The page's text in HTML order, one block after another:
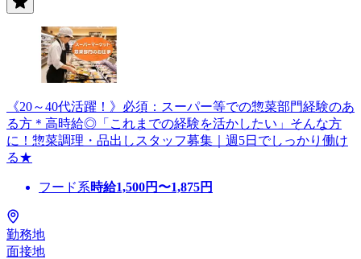
《20～40代活躍！》必須：スーパー等での惣菜部門経験のあ
る方＊高時給◎「これまでの経験を活かしたい」そんな方
に！惣菜調理・品出しスタッフ募集｜週5日でしっかり働け
る★
フード系時給1,500円〜1,875円
勤務地
面接地